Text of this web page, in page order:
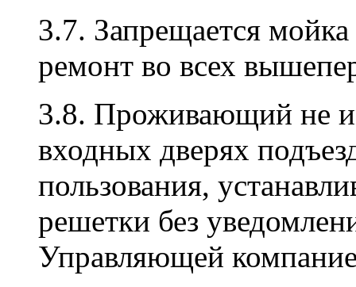
3.7. Запрещается
ремонт во всех
3.8. Проживающий не
входных дверях
пользования,
решетки без
Управляющей